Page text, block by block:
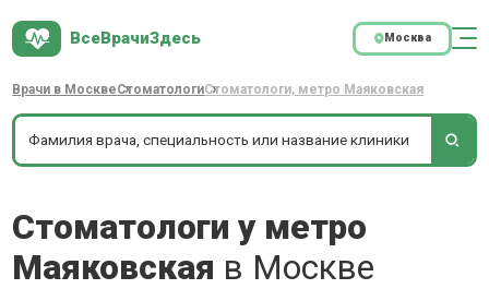
ВсеВрачиЗдесь Москва
Врачи в МосквеСтоматологиСтоматологи, метро Маяковская
Стоматологи у метро
Маяковская в Москве